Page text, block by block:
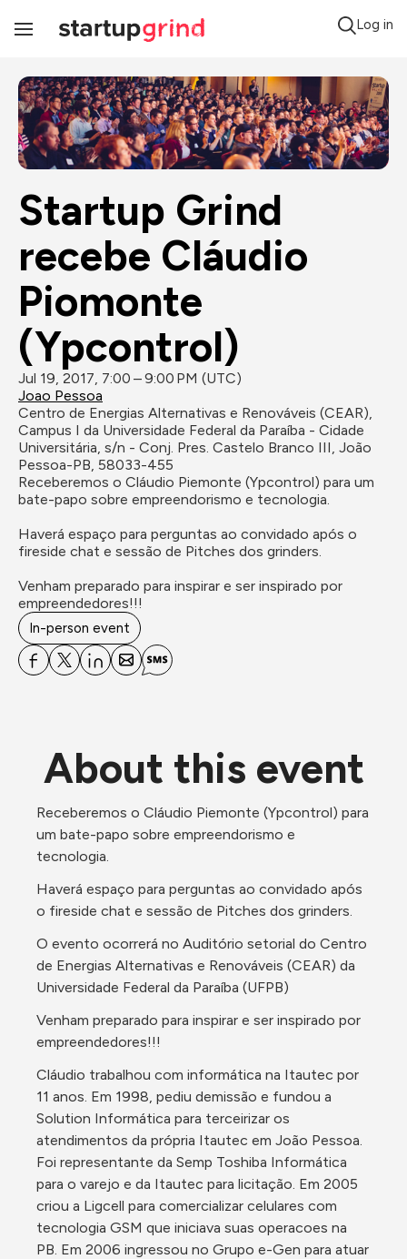
Toggle
Log in
Startup Grind
recebe Cláudio
Piomonte
(Ypcontrol)
Jul 19, 2017, 7:00 – 9:00 PM (UTC)
Joao Pessoa
Centro de Energias Alternativas e Renováveis (CEAR),
Campus I da Universidade Federal da Paraíba - Cidade
Universitária, s/n - Conj. Pres. Castelo Branco III, João
Pessoa-PB, 58033-455
Receberemos o Cláudio Piemonte (Ypcontrol) para um
bate-papo sobre empreendorismo e tecnologia.
Haverá espaço para perguntas ao convidado após o
fireside chat e sessão de Pitches dos grinders.
Venham preparado para inspirar e ser inspirado por
empreendedores!!!
In-person event
About this event
Receberemos o Cláudio Piemonte (Ypcontrol) para
um bate-papo sobre empreendorismo e
tecnologia.
Haverá espaço para perguntas ao convidado após
o fireside chat e sessão de Pitches dos grinders.
O evento ocorrerá no Auditório setorial do Centro
de Energias Alternativas e Renováveis (CEAR) da
Universidade Federal da Paraíba (UFPB)
Venham preparado para inspirar e ser inspirado por
empreendedores!!!
Cláudio trabalhou com informática na Itautec por
11 anos. Em 1998, pediu demissão e fundou a
Solution Informática para terceirizar os
atendimentos da própria Itautec em João Pessoa.
Foi representante da Semp Toshiba Informática
para o varejo e da Itautec para licitação. Em 2005
criou a Ligcell para comercializar celulares com
tecnologia GSM que iniciava suas operacoes na
PB. Em 2006 ingressou no Grupo e-Gen para atuar